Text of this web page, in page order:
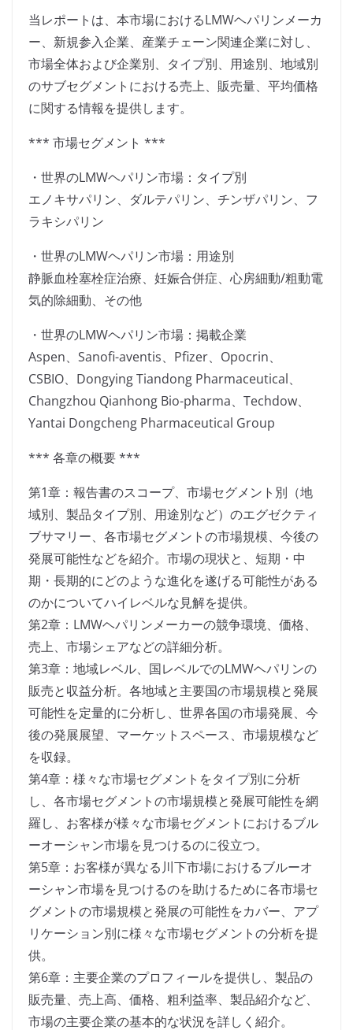
当レポートは、本市場におけるLMWヘパリンメーカ
ー、新規参入企業、産業チェーン関連企業に対し、
市場全体および企業別、タイプ別、用途別、地域別
のサブセグメントにおける売上、販売量、平均価格
に関する情報を提供します。
*** 市場セグメント ***
・世界のLMWヘパリン市場：タイプ別
エノキサパリン、ダルテパリン、チンザパリン、フ
ラキシパリン
・世界のLMWヘパリン市場：用途別
静脈血栓塞栓症治療、妊娠合併症、心房細動/粗動電
気的除細動、その他
・世界のLMWヘパリン市場：掲載企業
Aspen、Sanofi-aventis、Pfizer、Opocrin、
CSBIO、Dongying Tiandong Pharmaceutical、
Changzhou Qianhong Bio-pharma、Techdow、
Yantai Dongcheng Pharmaceutical Group
*** 各章の概要 ***
第1章：報告書のスコープ、市場セグメント別（地
域別、製品タイプ別、用途別など）のエグゼクティ
ブサマリー、各市場セグメントの市場規模、今後の
発展可能性などを紹介。市場の現状と、短期・中
期・長期的にどのような進化を遂げる可能性がある
のかについてハイレベルな見解を提供。
第2章：LMWヘパリンメーカーの競争環境、価格、
売上、市場シェアなどの詳細分析。
第3章：地域レベル、国レベルでのLMWヘパリンの
販売と収益分析。各地域と主要国の市場規模と発展
可能性を定量的に分析し、世界各国の市場発展、今
後の発展展望、マーケットスペース、市場規模など
を収録。
第4章：様々な市場セグメントをタイプ別に分析
し、各市場セグメントの市場規模と発展可能性を網
羅し、お客様が様々な市場セグメントにおけるブル
ーオーシャン市場を見つけるのに役立つ。
第5章：お客様が異なる川下市場におけるブルーオ
ーシャン市場を見つけるのを助けるために各市場セ
グメントの市場規模と発展の可能性をカバー、アプ
リケーション別に様々な市場セグメントの分析を提
供。
第6章：主要企業のプロフィールを提供し、製品の
販売量、売上高、価格、粗利益率、製品紹介など、
市場の主要企業の基本的な状況を詳しく紹介。